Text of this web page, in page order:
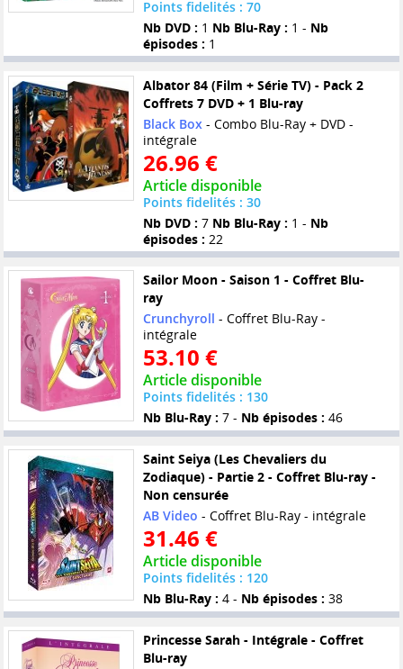
Points fidelités : 70
Nb DVD : 1 Nb Blu-Ray : 1 - Nb
épisodes : 1
Albator 84 (Film + Série TV) - Pack 2
Coffrets 7 DVD + 1 Blu-ray
Black Box - Combo Blu-Ray + DVD -
intégrale
26.96 €
Article disponible
Points fidelités : 30
Nb DVD : 7 Nb Blu-Ray : 1 - Nb
épisodes : 22
Sailor Moon - Saison 1 - Coffret Blu-
ray
Crunchyroll - Coffret Blu-Ray -
intégrale
53.10 €
Article disponible
Points fidelités : 130
Nb Blu-Ray : 7 - Nb épisodes : 46
Saint Seiya (Les Chevaliers du
Zodiaque) - Partie 2 - Coffret Blu-ray -
Non censurée
AB Video - Coffret Blu-Ray - intégrale
31.46 €
Article disponible
Points fidelités : 120
Nb Blu-Ray : 4 - Nb épisodes : 38
Princesse Sarah - Intégrale - Coffret
Blu-ray